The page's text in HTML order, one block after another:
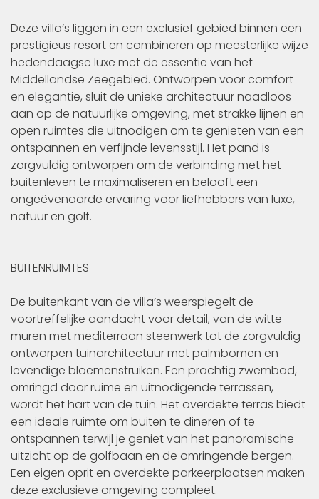
Deze villa’s liggen in een exclusief gebied binnen een
prestigieus resort en combineren op meesterlijke wijze
hedendaagse luxe met de essentie van het
Middellandse Zeegebied. Ontworpen voor comfort
en elegantie, sluit de unieke architectuur naadloos
aan op de natuurlijke omgeving, met strakke lijnen en
open ruimtes die uitnodigen om te genieten van een
ontspannen en verfijnde levensstijl. Het pand is
zorgvuldig ontworpen om de verbinding met het
buitenleven te maximaliseren en belooft een
ongeëvenaarde ervaring voor liefhebbers van luxe,
natuur en golf.
BUITENRUIMTES
De buitenkant van de villa’s weerspiegelt de
voortreffelijke aandacht voor detail, van de witte
muren met mediterraan steenwerk tot de zorgvuldig
ontworpen tuinarchitectuur met palmbomen en
levendige bloemenstruiken. Een prachtig zwembad,
omringd door ruime en uitnodigende terrassen,
wordt het hart van de tuin. Het overdekte terras biedt
een ideale ruimte om buiten te dineren of te
ontspannen terwijl je geniet van het panoramische
uitzicht op de golfbaan en de omringende bergen.
Een eigen oprit en overdekte parkeerplaatsen maken
deze exclusieve omgeving compleet.